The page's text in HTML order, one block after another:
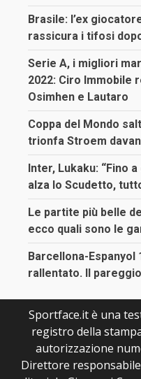
Brasile: l’ex
rassicura i tifosi
Serie A, i migliori
2022: Ciro Immobile
Osimhen e Lautaro
Coppa del Mondo
trionfa Stroem
Inter, Lukaku: “Fino
alza lo Scudetto,
Le partite più belle
ecco quali sono le
Barcellona-Espanyol
rallentato. Il
Sportface.it è una
registro della
autorizzazione
Direttore